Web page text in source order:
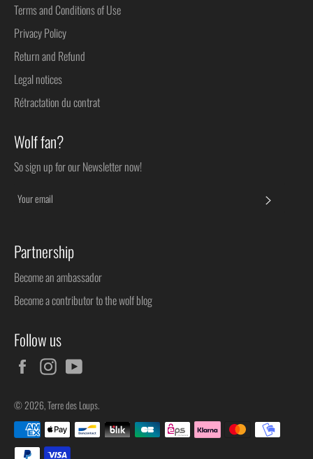
Terms and Conditions of Use
Privacy Policy
Return and Refund
Legal notices
Rétractation du contrat
Wolf fan?
So sign up for our Newsletter now!
Partnership
Become an ambassador
Become a contributor to the wolf blog
Follow us
FacebookInstagram
© 2026,Terre des Loups.
Payment
methods